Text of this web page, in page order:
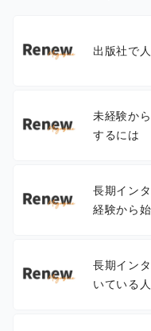
出版社で
未経験か
するには
長期イン
経験から
長期イン
いている